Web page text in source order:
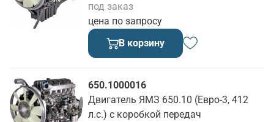
цена по запросу
под заказ
В корзину
650.1000016
Двигатель ЯМЗ 650.10 (Евро-3, 412
л.с.) с коробкой передач